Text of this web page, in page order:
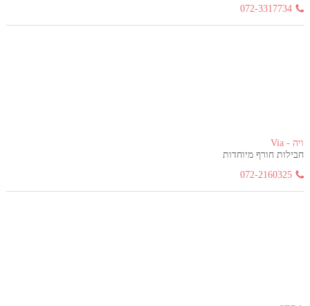
072-3317734
ויה - Via
חבילות חורף מיוחדות
072-2160325